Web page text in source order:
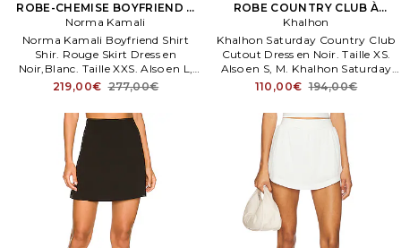
ROBE-CHEMISE BOYFRIEND À
JUPE FRONCÉE en Noir,Blanc
Norma Kamali
Norma Kamali Boyfriend Shirt
Shir. Rouge Skirt Dress en
Noir,Blanc. Taille XXS. Also en L,
M, S, XL, XS. Size L, M, S, XL, XS.
219,00€ 277,00€
ROBE COUNTRY CLUB À
DÉCOUPES SATURDAY en Noir
Khalhon
Khalhon Saturday Country Club
Cutout Dress en Noir. Taille XS.
Also en S, M. Khalhon Saturday
Country Club Cutout Dress en
polyamide, 10% Lycra.
110,00€ 194,00€